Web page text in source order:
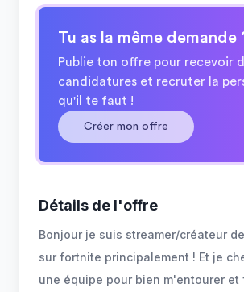
Tu as la même demande
Publie ton offre pour recevoir
candidatures et recruter la
qu'il te faut !
Créer mon offre
Détails de l'offre
Bonjour je suis streamer/créateur
sur fortnite principalement ! Et je
une équipe pour bien m'entourer et